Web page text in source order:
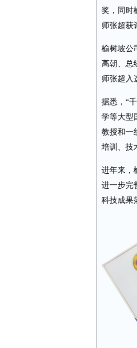
奖，同时
师张超获
榆树坡公
高朝、总
师张超入
据悉，“
学等大型
教授和一
培训、技
进年来，
进一步完
科技成果